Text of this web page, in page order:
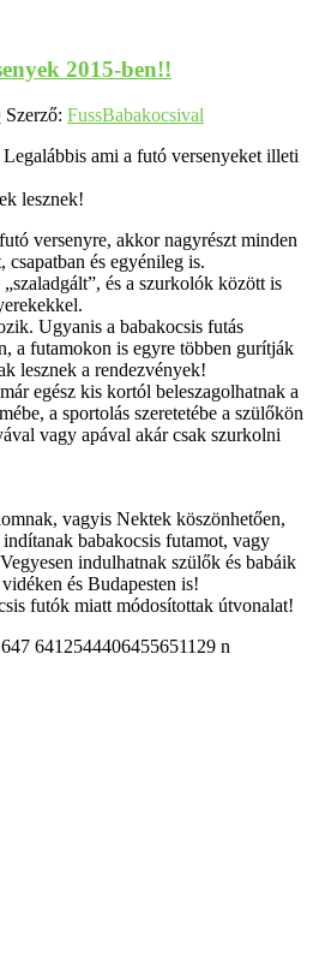
2015-ben!!
Szerző: FussBabakocsival
ami a futó versenyeket illeti
lesznek!
versenyre, akkor nagyrészt minden
és egyénileg is.
és a szurkolók között is
Ugyanis a babakocsis futás
a futamokon is egyre többen gurítják
lesznek a rendezvények!
egész kis kortól beleszagolhatnak a
a sportolás szeretetébe a szülőkön
vagy apával akár csak szurkolni
vagyis Nektek köszönhetően,
babakocsis futamot, vagy
indulhatnak szülők és babáik
és Budapesten is!
futók miatt módosítottak útvonalat!